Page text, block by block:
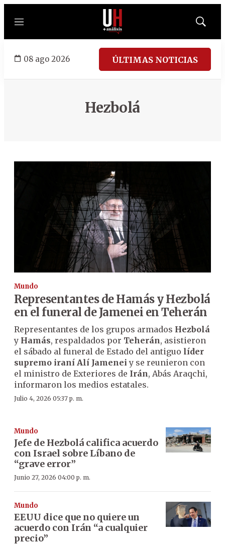
Menú
Mostrar
08 ago 2026 ÚLTIMAS NOTICIAS
Hezbolá
Mundo
Representantes de Hamás y Hezbolá
en el funeral de Jamenei en Teherán
Representantes de los grupos armados Hezbolá
y Hamás, respaldados por Teherán, asistieron
el sábado al funeral de Estado del antiguo líder
supremo iraní Alí Jamenei y se reunieron con
el ministro de Exteriores de Irán, Abás Araqchi,
informaron los medios estatales.
Julio 4, 2026 05:37 p. m.
Mundo
Jefe de Hezbolá califica acuerdo
con Israel sobre Líbano de
“grave error”
Junio 27, 2026 04:00 p. m.
Mundo
EEUU dice que no quiere un
acuerdo con Irán “a cualquier
precio”